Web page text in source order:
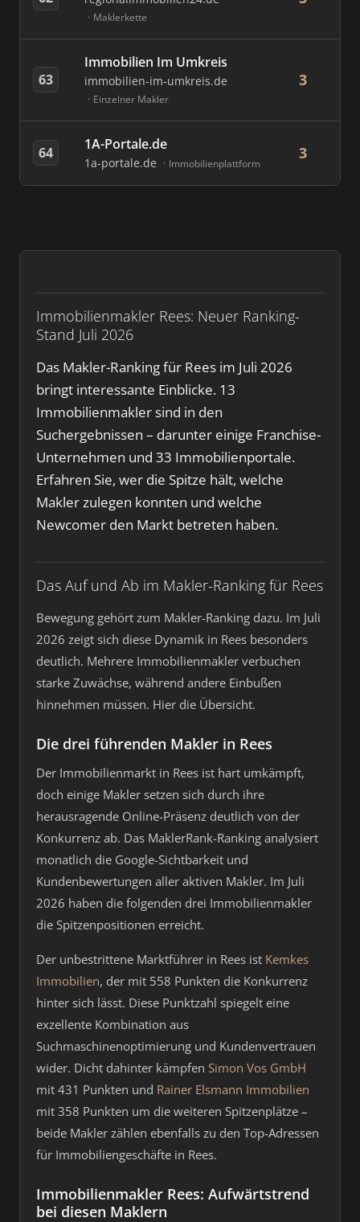
Immobilienmakler Rees: Neuer Ranking-
Stand Juli 2026
Das Makler-Ranking für Rees im Juli 2026
bringt interessante Einblicke. 13
Immobilienmakler sind in den
Suchergebnissen – darunter einige Franchise-
Unternehmen und 33 Immobilienportale.
Erfahren Sie, wer die Spitze hält, welche
Makler zulegen konnten und welche
Newcomer den Markt betreten haben.
Das Auf und Ab im Makler-Ranking für Rees
Bewegung gehört zum Makler-Ranking dazu. Im Juli
2026 zeigt sich diese Dynamik in Rees besonders
deutlich. Mehrere Immobilienmakler verbuchen
starke Zuwächse, während andere Einbußen
hinnehmen müssen. Hier die Übersicht.
Die drei führenden Makler in Rees
Der Immobilienmarkt in Rees ist hart umkämpft,
doch einige Makler setzen sich durch ihre
herausragende Online-Präsenz deutlich von der
Konkurrenz ab. Das MaklerRank-Ranking analysiert
monatlich die Google-Sichtbarkeit und
Kundenbewertungen aller aktiven Makler. Im Juli
2026 haben die folgenden drei Immobilienmakler
die Spitzenpositionen erreicht.
Der unbestrittene Marktführer in Rees ist Kemkes
Immobilien, der mit 558 Punkten die Konkurrenz
hinter sich lässt. Diese Punktzahl spiegelt eine
exzellente Kombination aus
Suchmaschinenoptimierung und Kundenvertrauen
wider. Dicht dahinter kämpfen Simon Vos GmbH
mit 431 Punkten und Rainer Elsmann Immobilien
mit 358 Punkten um die weiteren Spitzenplätze –
beide Makler zählen ebenfalls zu den Top-Adressen
für Immobiliengeschäfte in Rees.
Immobilienmakler Rees: Aufwärtstrend
bei diesen Maklern
Maklerkette
63
Immobilien Im Umkreis
immobilien-im-umkreis.de
Einzelner Makler
3
64 1A-Portale.de
1a-portale.de Immobilienplattform
3